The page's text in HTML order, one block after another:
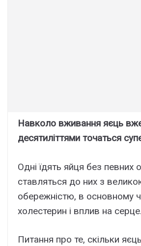
Навколо вживання яєць
десятиліттями точаться
Одні їдять яйця без певних
ставляться до них з
обережністю, в основному
холестерин і вплив на серце.
Питання про те, скільки